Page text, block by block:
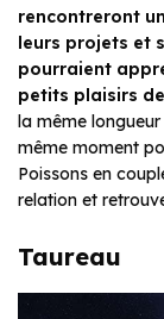
rencontreront
leurs projets et
pourraient
petits plaisirs
la même
même moment
Poissons en
relation et
Taureau